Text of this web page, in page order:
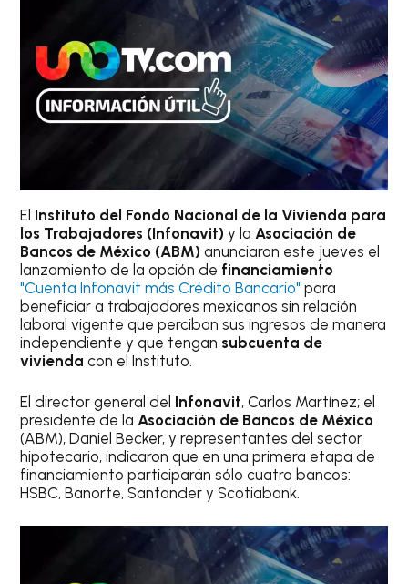
El Instituto del Fondo Nacional de la Vivienda para
los Trabajadores (Infonavit)y la Asociación de
Bancos de México (ABM)anunciaron este jueves el
lanzamiento de la opción de financiamiento
"Cuenta Infonavit más Crédito Bancario"para
beneficiar a trabajadores mexicanos sin relación
laboral vigente que perciban sus ingresos de manera
independiente y que tengan subcuenta de
viviendacon el Instituto.
El director general del Infonavit, Carlos Martínez; el
presidente de laAsociación de Bancos de México
(ABM), Daniel Becker, y representantes del sector
hipotecario, indicaron que en una primera etapa de
financiamiento participarán sólo cuatro bancos:
HSBC, Banorte, Santander y Scotiabank.